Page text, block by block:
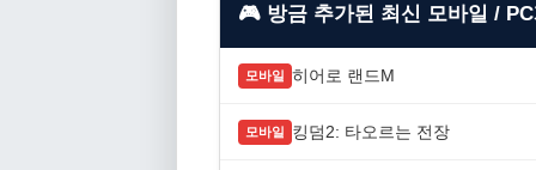
🎮 방금 추가된 최신 모바일 /
모바일 히어로 랜드M
모바일 킹덤2: 타오르는 전장